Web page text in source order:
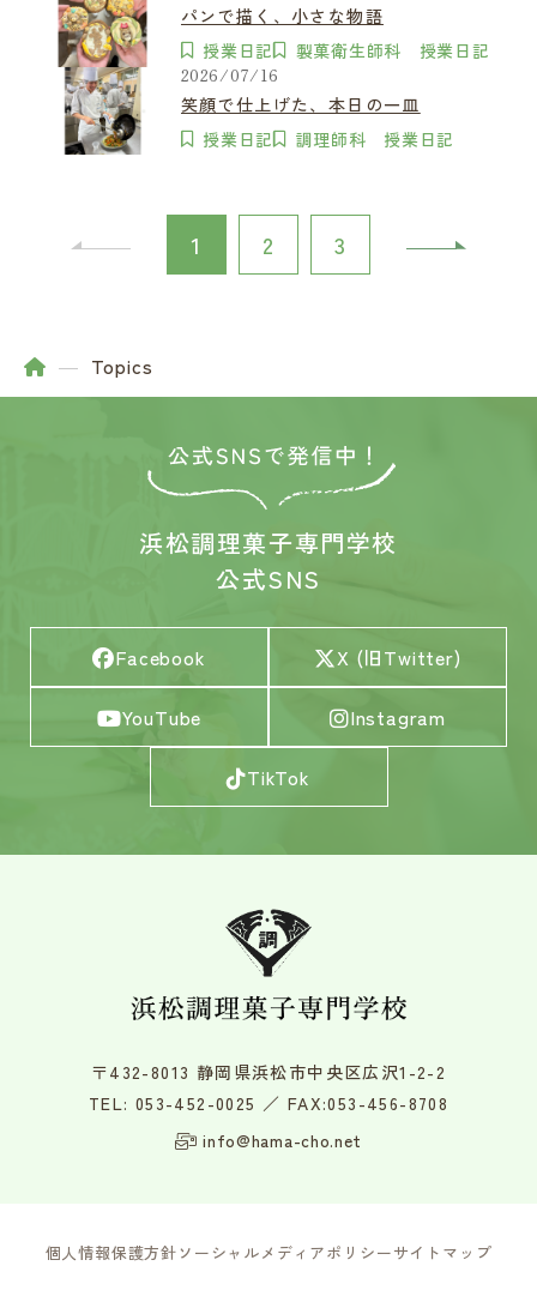
パンで描く、小さな物語
授業日記
製菓衛生師科 授業日記
2026/07/16
笑顔で仕上げた、本日の一皿
授業日記
調理師科 授業日記
1 2 3
Topics
浜松調理菓子専門学校
公式SNS
Facebook X (旧Twitter)
YouTube Instagram
TikTok
〒432-8013 静岡県浜松市中央区広沢1-2-2
TEL: 053-452-0025 ／ FAX:053-456-8708
info@hama-cho.net
個人情報保護方針ソーシャルメディアポリシーサイトマップ